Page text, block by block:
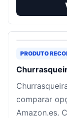
PRODUTO
comparar
Amazon.es.